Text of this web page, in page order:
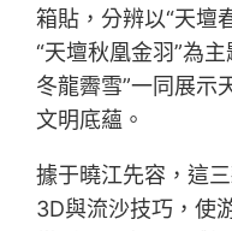
箱貼，分辨以“天壇
“天壇秋凰金羽”為
冬龍霽雪”一同展示
文明底蘊。
據于曉江先容，這
3D與流沙技巧，使